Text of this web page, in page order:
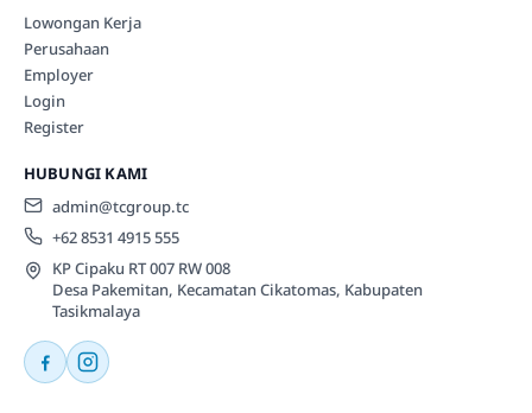
Lowongan Kerja
Perusahaan
Employer
Login
Register
HUBUNGI KAMI
admin@tcgroup.tc
+62 8531 4915 555
KP Cipaku RT 007 RW 008
Desa Pakemitan, Kecamatan Cikatomas, Kabupaten
Tasikmalaya